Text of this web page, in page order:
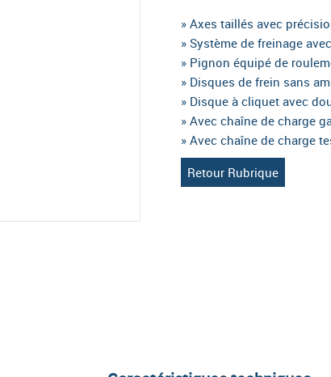
» Axes taillés avec
» Système de freinage
» Pignon équipé de
» Disques de frein sans
» Disque à cliquet avec
» Avec chaîne de charge
» Avec chaîne de charge
Retour Rubrique